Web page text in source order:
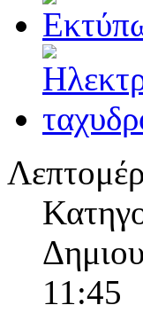
11:45